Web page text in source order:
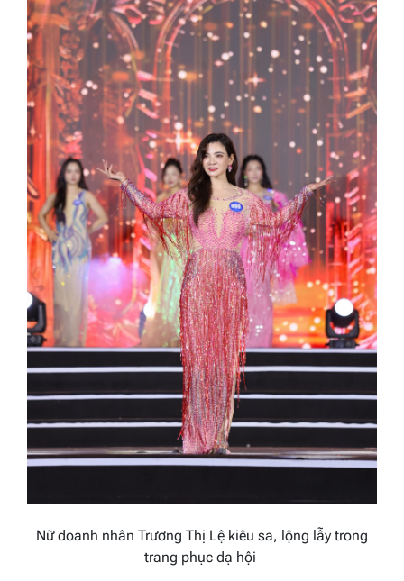
Nữ doanh nhân Trương Thị Lệ kiêu sa, lộng lẫy trong
trang phục dạ hội